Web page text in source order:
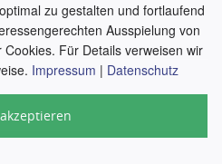
zu gestalten und fortlaufend
Ausspielung von
Für Details verweisen wir
Impressum | Datenschutz